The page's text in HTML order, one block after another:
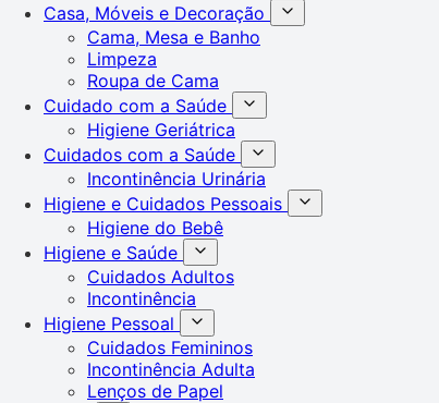
Casa, Móveis e Decoração
Cama, Mesa e Banho
Limpeza
Roupa de Cama
Cuidado com a Saúde
Higiene Geriátrica
Cuidados com a Saúde
Incontinência Urinária
Higiene e Cuidados Pessoais
Higiene do Bebê
Higiene e Saúde
Cuidados Adultos
Incontinência
Higiene Pessoal
Cuidados Femininos
Incontinência Adulta
Lenços de Papel